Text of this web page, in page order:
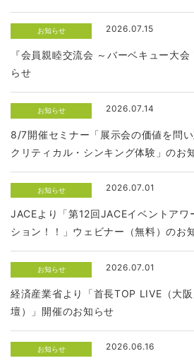
お知らせ 2026.07.15
『会員親睦交流会 ～バーベキュー大
らせ
お知らせ 2026.07.14
8/7開催セミナー「展示会の価値を問
クリティカル・シンキング体験」のお
お知らせ 2026.07.01
JACEより「第12回JACEイベントアワ
ション！！」ウェビナー（無料）のお
お知らせ 2026.07.01
経済産業省より「首長TOP LIVE（大
壇）」開催のお知らせ
お知らせ 2026.06.16